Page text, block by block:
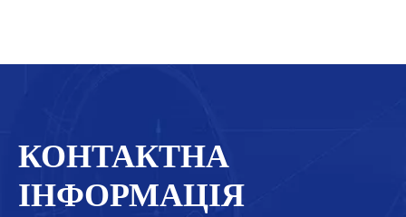
КОНТАКТНА
ІНФОРМАЦІЯ